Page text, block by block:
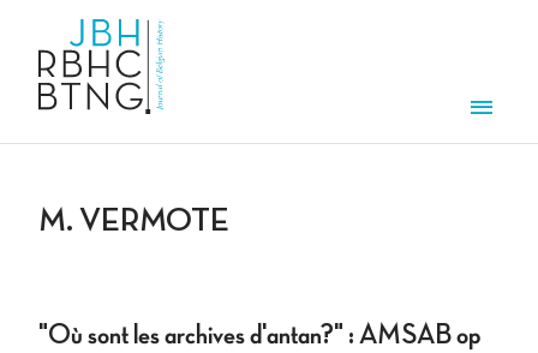
M. VERMOTE
"Où sont les archives d'antan?" : AMSAB op